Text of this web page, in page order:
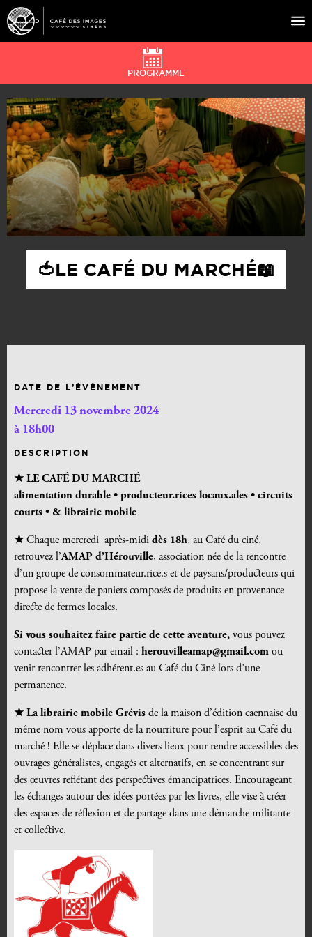
À L’AFFICHE
ÉVÉNEMENTS
CAFÉ DU CINÉ
PRATIQUE
ÉDUCATION AUX IMAGES
PROGRAMME
🍅LE CAFÉ DU MARCHÉ📖
DATE DE L’ÉVÉNEMENT
Mercredi 13 novembre 2024
à 18h00
DESCRIPTION
★ LE CAFÉ DU MARCHÉ
alimentation durable • producteur.rices locaux.ales • circuits
courts • & librairie mobile
★Chaque mercredi après-midi dès 18h, au Café du ciné,
retrouvez l’AMAP d’Hérouville, association née de la rencontre
d’un groupe de consommateur.rice.s et de paysans/producteurs qui
propose la vente de paniers composés de produits en provenance
directe de fermes locales.
Si vous souhaitez faire partie de cette aventure, vous pouvez
contacter l’AMAP par email : herouvilleamap@gmail.com ou
venir rencontrer les adhérent.es au Café du Ciné lors d’une
permanence.
★ La librairie mobile Grévis de la maison d’édition caennaise du
même nom vous apporte de la nourriture pour l’esprit au Café du
marché ! Elle se déplace dans divers lieux pour rendre accessibles des
ouvrages généralistes, engagés et alternatifs, en se concentrant sur
des œuvres reflétant des perspectives émancipatrices. Encourageant
les échanges autour des idées portées par les livres, elle vise à créer
des espaces de réflexion et de partage dans une démarche militante
et collective.